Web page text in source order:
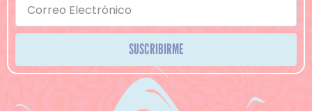
SUSCRIBIRME